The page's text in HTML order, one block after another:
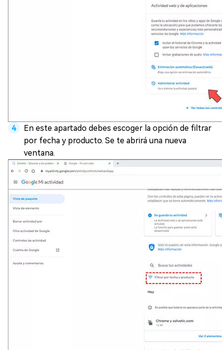
En este apartado debes escoger la opción de filtrar
por fecha y producto. Se te abrirá una nueva
ventana.